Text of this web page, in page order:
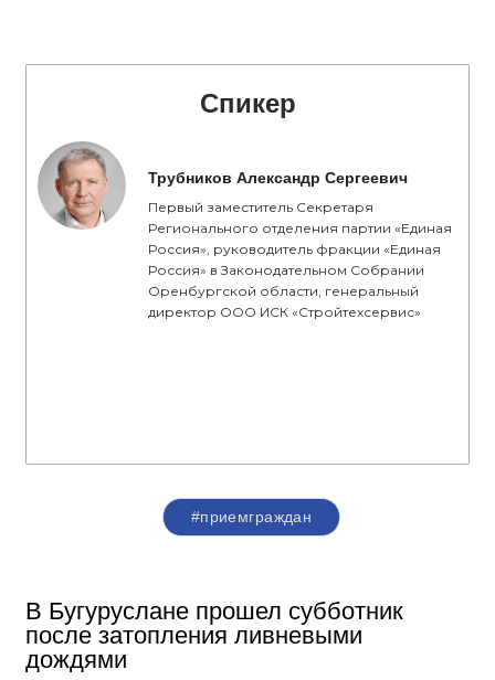
Спикер
Трубников Александр Сергеевич
Первый заместитель Секретаря
Регионального отделения партии «Единая
Россия», руководитель фракции «Единая
Россия» в Законодательном Собрании
Оренбургской области, генеральный
директор ООО ИСК «Стройтехсервис»
#приемграждан
В Бугуруслане прошел субботник
после затопления ливневыми
дождями